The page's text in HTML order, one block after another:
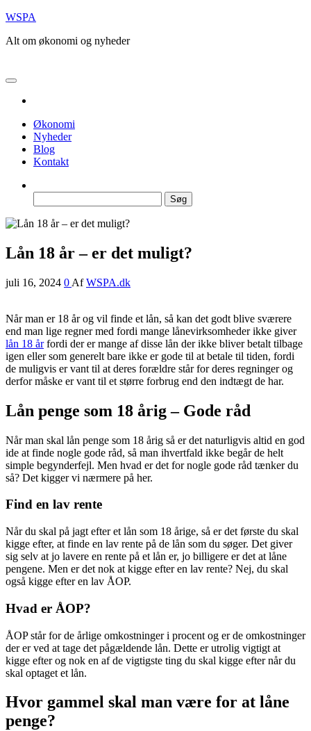
Skip
the
WSPA
Alt om økonomi og nyheder
Økonomi
Nyheder
Blog
Kontakt
efter:
Lån 18 år – er det muligt?
juli 16, 2024 0 Af WSPA.dk
Når man er 18 år og vil finde et lån, så kan det godt blive sværere
end man lige regner med fordi mange lånevirksomheder ikke giver
lån 18 årfordi der er mange af disse lån der ikke bliver betalt tilbage
igen eller som generelt bare ikke er gode til at betale til tiden, fordi
de muligvis er vant til at deres forældre står for deres regninger og
derfor måske er vant til et større forbrug end den indtægt de har.
Lån penge som 18 årig – Gode råd
Når man skal lån penge som 18 årig så er det naturligvis altid en god
ide at finde nogle gode råd, så man ihvertfald ikke begår de helt
simple begynderfejl. Men hvad er det for nogle gode råd tænker du
så? Det kigger vi nærmere på her.
Find en lav rente
Når du skal på jagt efter et lån som 18 årige, så er det første du skal
kigge efter, at finde en lav rente på de lån som du søger. Det giver
sig selv at jo lavere en rente på et lån er, jo billigere er det at låne
pengene. Men er det nok at kigge efter en lav rente? Nej, du skal
også kigge efter en lav ÅOP.
Hvad er ÅOP?
ÅOP står for de årlige omkostninger i procent og er de omkostninger
der er ved at tage det pågældende lån. Dette er utrolig vigtigt at
kigge efter og nok en af de vigtigste ting du skal kigge efter når du
skal optaget et lån.
Hvor gammel skal man være for at låne
penge?